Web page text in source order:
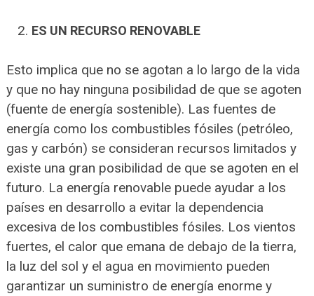
ES UN RECURSO RENOVABLE
Esto implica que no se agotan a lo largo de la vida
y que no hay ninguna posibilidad de que se agoten
(fuente de energía sostenible). Las fuentes de
energía como los combustibles fósiles (petróleo,
gas y carbón) se consideran recursos limitados y
existe una gran posibilidad de que se agoten en el
futuro. La energía renovable puede ayudar a los
países en desarrollo a evitar la dependencia
excesiva de los combustibles fósiles. Los vientos
fuertes, el calor que emana de debajo de la tierra,
la luz del sol y el agua en movimiento pueden
garantizar un suministro de energía enorme y